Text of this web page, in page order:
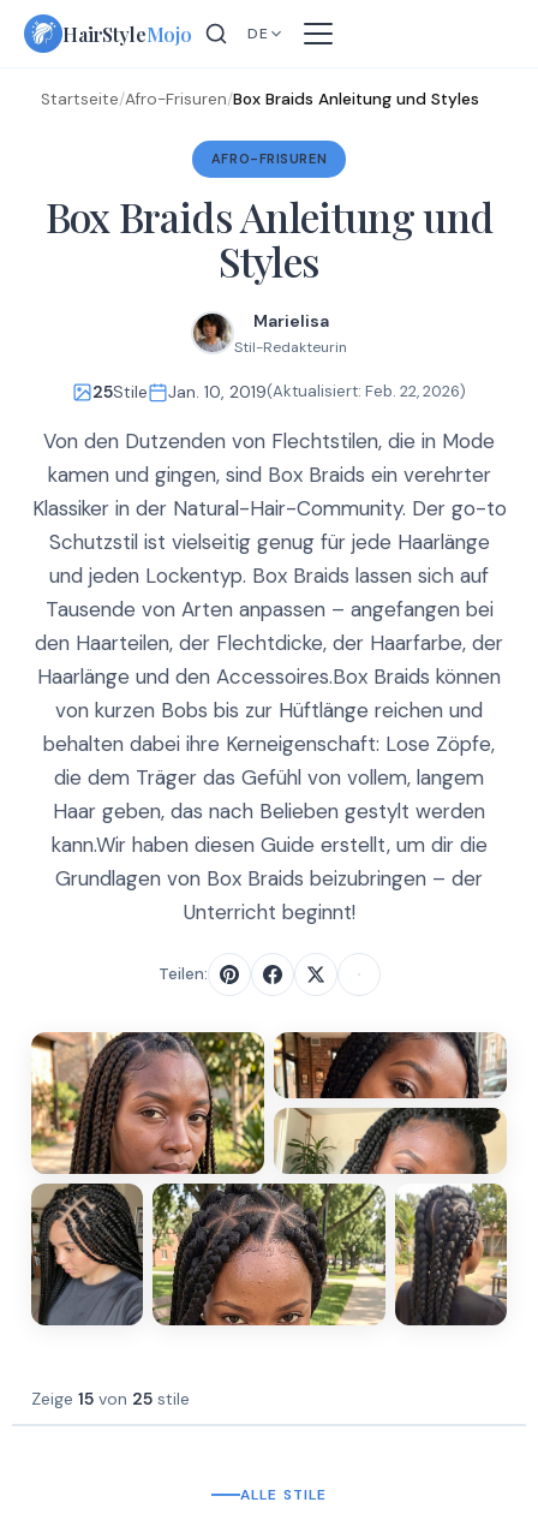
Skip
HairStyleMojo DE
Startseite/Afro-Frisuren/Box Braids Anleitung und Styles
AFRO-FRISUREN
Box Braids Anleitung und
Styles
Marielisa
Stil-Redakteurin
25Stile Jan. 10, 2019(Aktualisiert: Feb. 22, 2026)
Von den Dutzenden von Flechtstilen, die in Mode
kamen und gingen, sind Box Braids ein verehrter
Klassiker in der Natural-Hair-Community. Der go-to
Schutzstil ist vielseitig genug für jede Haarlänge
und jeden Lockentyp. Box Braids lassen sich auf
Tausende von Arten anpassen – angefangen bei
den Haarteilen, der Flechtdicke, der Haarfarbe, der
Haarlänge und den Accessoires.Box Braids können
von kurzen Bobs bis zur Hüftlänge reichen und
behalten dabei ihre Kerneigenschaft: Lose Zöpfe,
die dem Träger das Gefühl von vollem, langem
Haar geben, das nach Belieben gestylt werden
kann.Wir haben diesen Guide erstellt, um dir die
Grundlagen von Box Braids beizubringen – der
Unterricht beginnt!
Teilen:
Zeige 15 von 25 stile
ALLE STILE